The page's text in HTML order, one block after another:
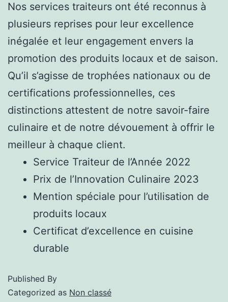
Nos services traiteurs ont été reconnus à
plusieurs reprises pour leur excellence
inégalée et leur engagement envers la
promotion des produits locaux et de saison.
Qu’il s’agisse de trophées nationaux ou de
certifications professionnelles, ces
distinctions attestent de notre savoir-faire
culinaire et de notre dévouement à offrir le
meilleur à chaque client.
Service Traiteur de l’Année 2022
Prix de l’Innovation Culinaire 2023
Mention spéciale pour l’utilisation de
produits locaux
Certificat d’excellence en cuisine
durable
Published By
Categorized as Non classé